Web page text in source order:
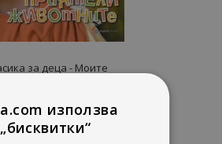
за деца - Моите
рейтинг:
използва
„бисквитки“